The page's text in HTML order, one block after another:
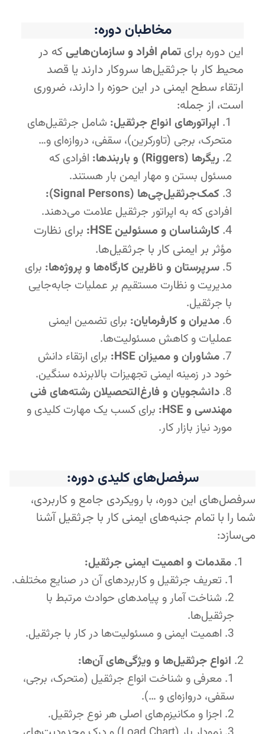
مخاطبان دوره:
این دوره برایتمام افراد و سازمان‌هاییکه در
محیط کار با جرثقیل‌ها سروکار دارند یا قصد
ارتقاء سطح ایمنی در این حوزه را دارند، ضروری
است، از جمله:
اپراتورهای انواع جرثقیل: شامل جرثقیل‌های
متحرک، برجی (تاورکرین)، سقفی، دروازه‌ای و…
ریگرها (Riggers) و باربندها:
افرادی که
مسئول بستن و مهار ایمن بار هستند.
کمک‌جرثقیل‌چی‌ها (Signal Persons):
افرادی که به اپراتور جرثقیل علامت می‌دهند.
کارشناسان و مسئولین HSE:
برای نظارت
مؤثر بر ایمنی کار با جرثقیل‌ها.
سرپرستان و ناظرین کارگاه‌ها و پروژه‌ها: برای
مدیریت و نظارت مستقیم بر عملیات جابه‌جایی
با جرثقیل.
مدیران و کارفرمایان: برای تضمین ایمنی
عملیات و کاهش مسئولیت‌ها.
مشاوران و ممیزان HSE:
برای ارتقاء دانش
خود در زمینه ایمنی تجهیزات بالابرنده سنگین.
دانشجویان و فارغ‌التحصیلان رشته‌های فنی
مهندسی و HSE:
برای کسب یک مهارت کلیدی و
مورد نیاز بازار کار.
سرفصل‌های کلیدی دوره:
سرفصل‌های این دوره، با رویکردی جامع و کاربردی،
شما را با تمام جنبه‌های ایمنی کار با جرثقیل آشنا
می‌سازد:
مقدمات و اهمیت ایمنی جرثقیل:
تعریف جرثقیل و کاربردهای آن در صنایع مختلف.
شناخت آمار و پیامدهای حوادث مرتبط با
جرثقیل‌ها.
اهمیت ایمنی و مسئولیت‌ها در کار با جرثقیل.
انواع جرثقیل‌ها و ویژگی‌های آن‌ها:
معرفی و شناخت انواع جرثقیل (متحرک، برجی،
سقفی، دروازه‌ای و …).
اجزا و مکانیزم‌های اصلی هر نوع جرثقیل.